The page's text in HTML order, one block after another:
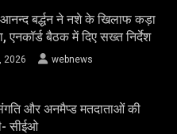
बर्द्धन ने नशे के खिलाफ कड़ा
एनकॉर्ड बैठक में दिए सख्त निर्देश
2026 webnews
और अनमैप्ड मतदाताओं की
सीईओ